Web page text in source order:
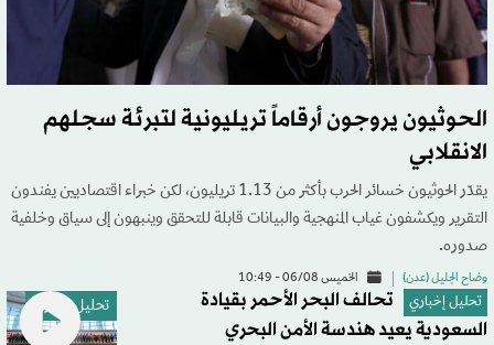
الحوثيون يروجون أرقاماً تريليونية لتبرئة سجلهم
الانقلابي
يقدّر الحوثيون خسائر الحرب بأكثر من 1.13 تريليون، لكن خبراء اقتصاديين يفندون
التقرير ويكشفون غياب المنهجية والبيانات قابلة للتحقق وينبهون إلى سياق وخلفية
صدوره.
وضاح الجليل (عدن) الخميس 06/08 - 10:49
تحليل إخباري تحليل إخباري
تحالف البحر الأحمر بقيادة
السعودية يعيد هندسة الأمن البحري